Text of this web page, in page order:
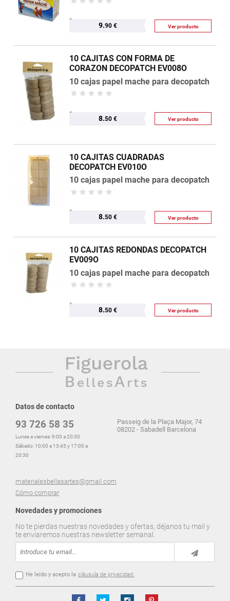
9.90 € Ver producto
10 CAJITAS CON FORMA DE
CORAZON DECOPATCH EV008O
10 cajas papel mache para decopatch
8.50 € Ver producto
10 CAJITAS CUADRADAS
DECOPATCH EV010O
10 cajas papel mache para decopatch
8.50 € Ver producto
10 CAJITAS REDONDAS DECOPATCH
EV009O
10 cajas papel mache para decopatch
8.50 € Ver producto
Datos de contacto
93 726 58 35
Lunes a viernes: 9:00 a 20:30
Sábado: 10:00 a 13:45 y 17:00 a
20:30
materialesbellasartes@gmail.com
Cómo comprar
Passeig de la Plaça Major, 74
08202 - Sabadell Barcelona
Novedades y promociones
No te pierdas nuestras novedades y ofertas, déjanos tu mail y
te enviaremos nuestras newsletter semanal.
He leído y acepto la cláusula de privacidad.